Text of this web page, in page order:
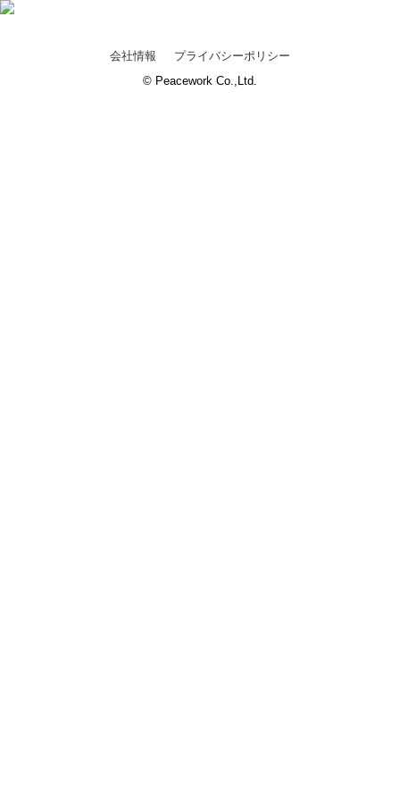
会社情報
プライバシーポリシー
© Peacework Co.,Ltd.